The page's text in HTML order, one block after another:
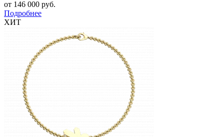
от 146 000 руб.
Подробнее
ХИТ